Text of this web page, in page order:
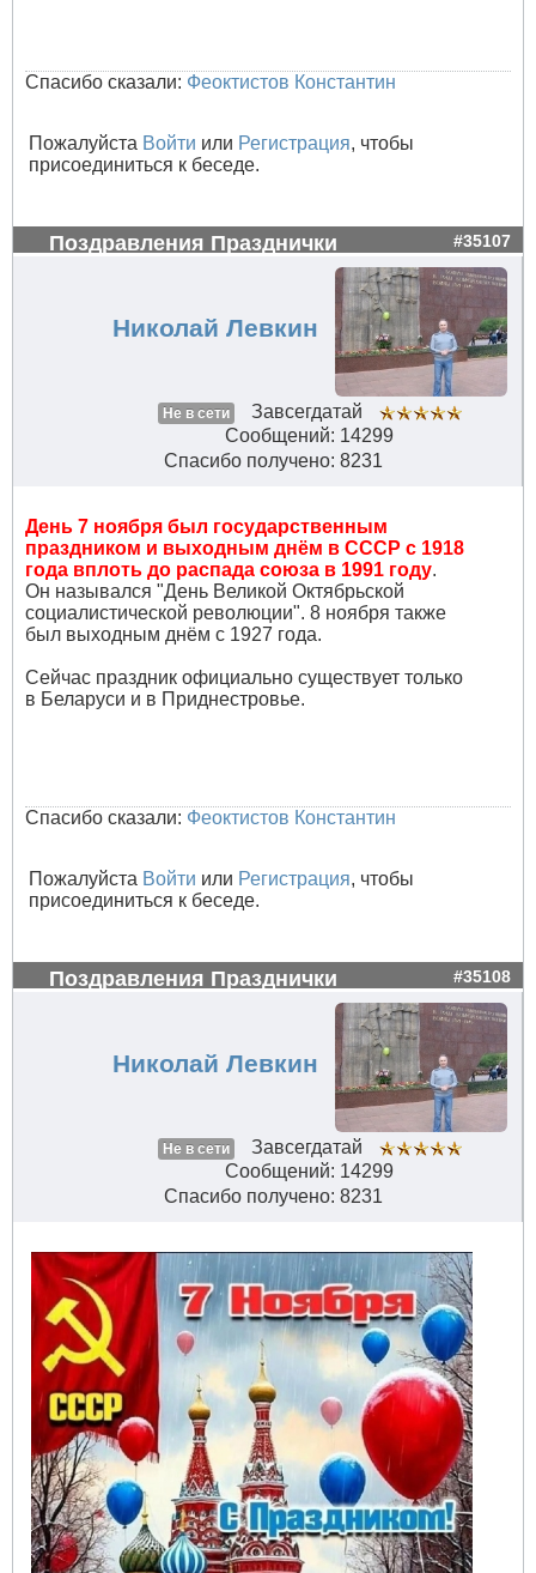
Спасибо сказали: Феоктистов Константин
Пожалуйста Войти или Регистрация, чтобы
присоединиться к беседе.
Поздравления Празднички #35107
Николай Левкин
Не в сети
Завсегдатай
Сообщений: 14299
Спасибо получено: 8231
День 7 ноября был государственным
праздником и выходным днём в СССР с 1918
года вплоть до распада союза в 1991 году.
Он назывался "День Великой Октябрьской
социалистической революции". 8 ноября также
был выходным днём с 1927 года.
Сейчас праздник официально существует только
в Беларуси и в Приднестровье.
Спасибо сказали: Феоктистов Константин
Пожалуйста Войти или Регистрация, чтобы
присоединиться к беседе.
Поздравления Празднички #35108
Николай Левкин
Не в сети
Завсегдатай
Сообщений: 14299
Спасибо получено: 8231